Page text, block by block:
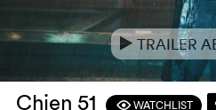
eTRAILER
Chien 51 FWATCHLIST